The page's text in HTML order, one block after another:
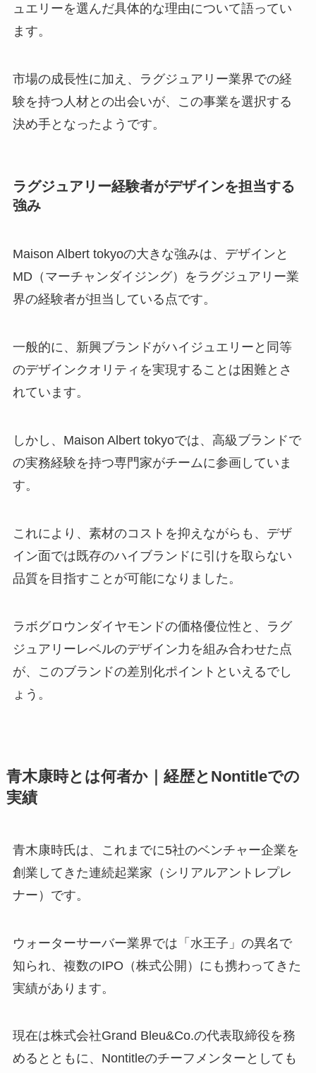
ュエリーを選んだ具体的な理由について語ってい
ます。
市場の成長性に加え、ラグジュアリー業界での経
験を持つ人材との出会いが、この事業を選択する
決め手となったようです。
ラグジュアリー経験者がデザインを担当する
強み
Maison Albert tokyoの大きな強みは、デザインと
MD（マーチャンダイジング）をラグジュアリー業
界の経験者が担当している点です。
一般的に、新興ブランドがハイジュエリーと同等
のデザインクオリティを実現することは困難とさ
れています。
しかし、Maison Albert tokyoでは、高級ブランドで
の実務経験を持つ専門家がチームに参画していま
す。
これにより、素材のコストを抑えながらも、デザ
イン面では既存のハイブランドに引けを取らない
品質を目指すことが可能になりました。
ラボグロウンダイヤモンドの価格優位性と、ラグ
ジュアリーレベルのデザイン力を組み合わせた点
が、このブランドの差別化ポイントといえるでし
ょう。
青木康時とは何者か｜経歴とNontitleでの
実績
青木康時氏は、これまでに5社のベンチャー企業を
創業してきた連続起業家（シリアルアントレプレ
ナー）です。
ウォーターサーバー業界では「水王子」の異名で
知られ、複数のIPO（株式公開）にも携わってきた
実績があります。
現在は株式会社Grand Bleu&Co.の代表取締役を務
めるとともに、Nontitleのチーフメンターとしても